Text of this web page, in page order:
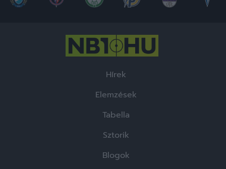
Hírek
Elemzések
Tabella
Sztorik
Blogok